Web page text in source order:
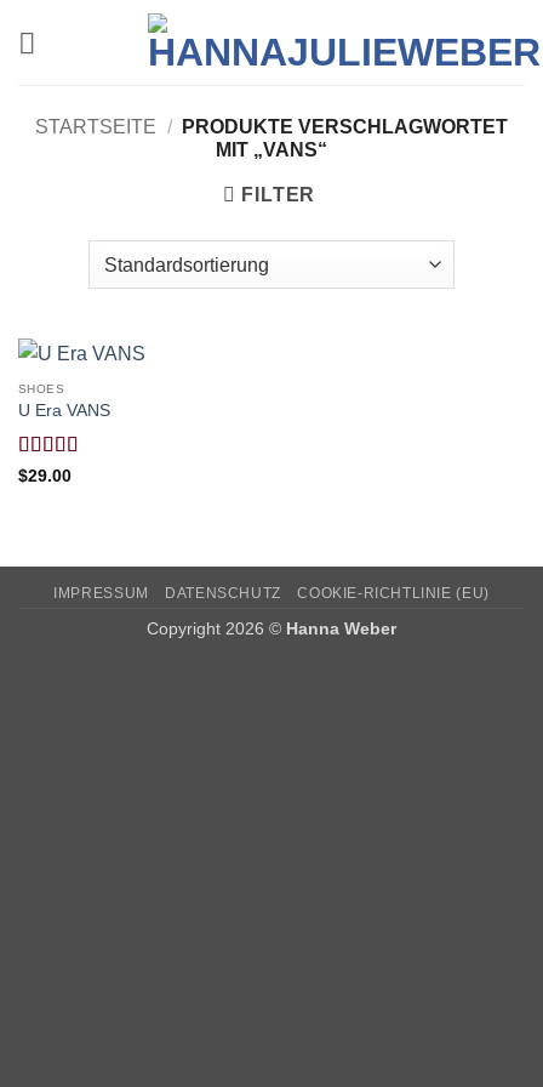
STARTSEITE /
PRODUKTE VERSCHLAGWORTET
MIT „VANS“
FILTER
SHOES
U Era VANS
Bewertet
$29.00
IMPRESSUM DATENSCHUTZ COOKIE-RICHTLINIE (EU)
Copyright 2026 © Hanna Weber